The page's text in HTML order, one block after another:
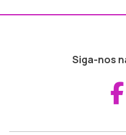
Siga-nos